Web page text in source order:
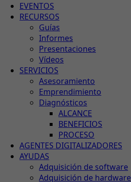
EVENTOS
RECURSOS
Guías
Informes
Presentaciones
Vídeos
SERVICIOS
Asesoramiento
Emprendimiento
Diagnósticos
ALCANCE
BENEFICIOS
PROCESO
AGENTES DIGITALIZADORES
AYUDAS
Adquisición de software
Adquisición de hardware